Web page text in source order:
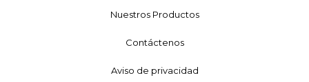
Nuestros Productos
Contáctenos
Aviso de privacidad